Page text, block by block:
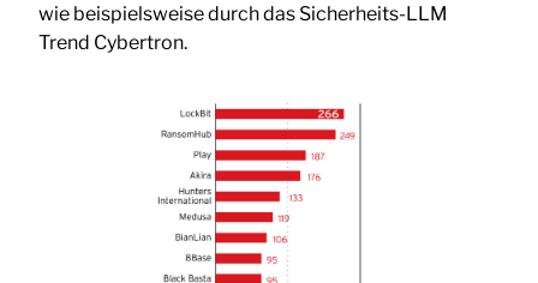
wie beispielsweise durch das Sicherheits-LLM
Trend Cybertron.